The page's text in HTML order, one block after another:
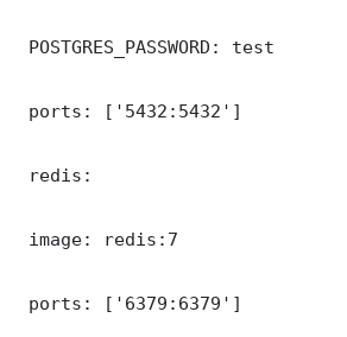
POSTGRES_PASSWORD: test
ports: ['5432:5432']
redis:
image: redis:7
ports: ['6379:6379']